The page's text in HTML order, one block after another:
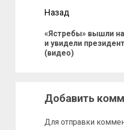
Назад
«Ястребы» вышли
и увидели
(видео)
Добавить
Для отправки